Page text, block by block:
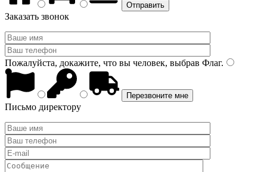
Заказать звонок
Пожалуйста, докажите, что вы человек, выбрав Флаг.
Письмо директору